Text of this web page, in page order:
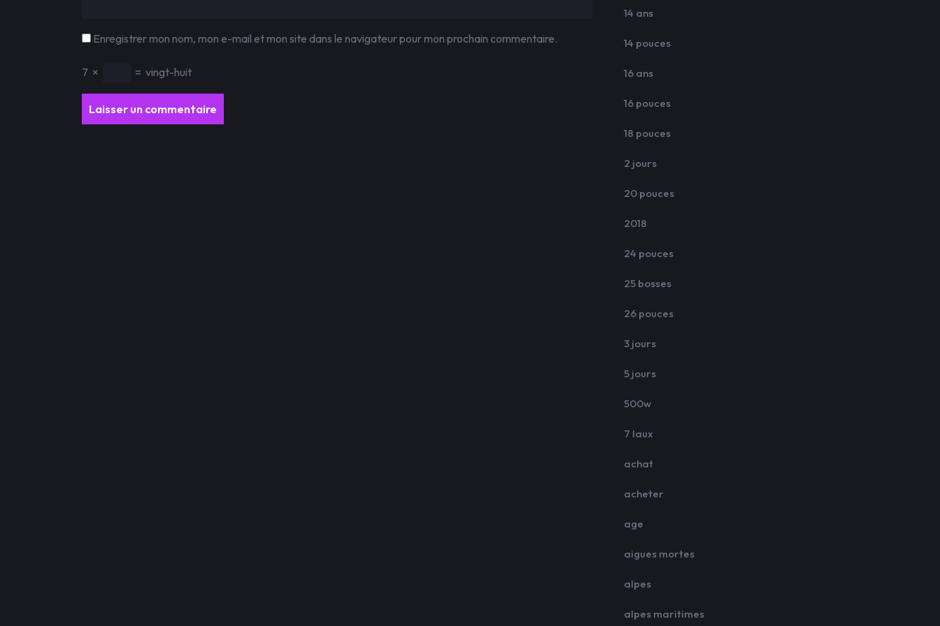
Enregistrer mon nom, mon e-mail et mon site dans le navigateur pour mon prochain commentaire.
7 × = vingt-huit
14 ans
14 pouces
16 ans
16 pouces
18 pouces
2 jours
20 pouces
2018
24 pouces
25 bosses
26 pouces
3 jours
5 jours
500w
7 laux
achat
acheter
age
aigues mortes
alpes
alpes maritimes